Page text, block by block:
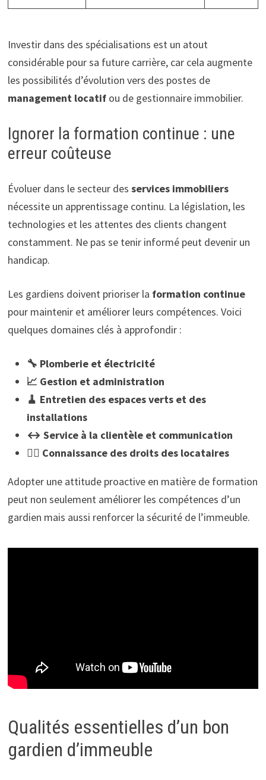
Investir dans des spécialisations est un atout
considérable pour sa future carrière, car cela augmente
les possibilités d’évolution vers des postes de
management locatifou de gestionnaire immobilier.
Ignorer la formation continue : une
erreur coûteuse
Évoluer dans le secteur des services immobiliers
nécessite un apprentissage continu. La législation, les
technologies et les attentes des clients changent
constamment. Ne pas se tenir informé peut devenir un
handicap.
Les gardiens doivent prioriser la formation continue
pour maintenir et améliorer leurs compétences. Voici
quelques domaines clés à approfondir :
🔧 Plomberie et électricité
📈 Gestion et administration
🧹 Entretien des espaces verts et des
installations
↔️ Service à la clientèle et communication
👨‍⚖️ Connaissance des droits des locataires
Adopter une attitude proactive en matière de formation
peut non seulement améliorer les compétences d’un
gardien mais aussi renforcer la sécurité de l’immeuble.
Qualités essentielles d’un bon
gardien d’immeuble